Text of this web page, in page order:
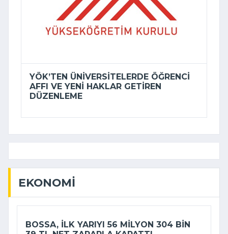
YÖK’TEN ÜNIVERSITELERDE ÖĞRENCI
AFFI VE YENI HAKLAR GETIREN
DÜZENLEME
EKONOMI
BOSSA, ILK YARIYI 56 MILYON 304 BIN